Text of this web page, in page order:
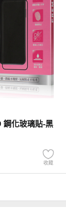
化玻璃貼-黑
收藏